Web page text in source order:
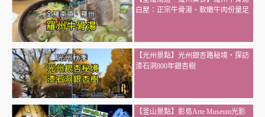
白屋：正宗牛骨湯、軟嫩牛肉份量足
【光州景點】光州銀杏路秘境・探訪
漆石洞800年銀杏樹
【釜山景點】影島Arte Museum光影